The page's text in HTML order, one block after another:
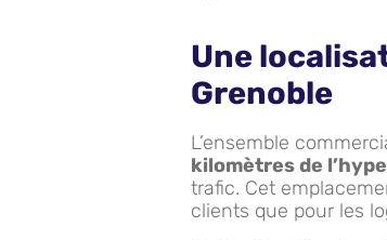
Une
Grenoble
L’ensemble
kilomètres de
trafic. Cet
clients que pour les